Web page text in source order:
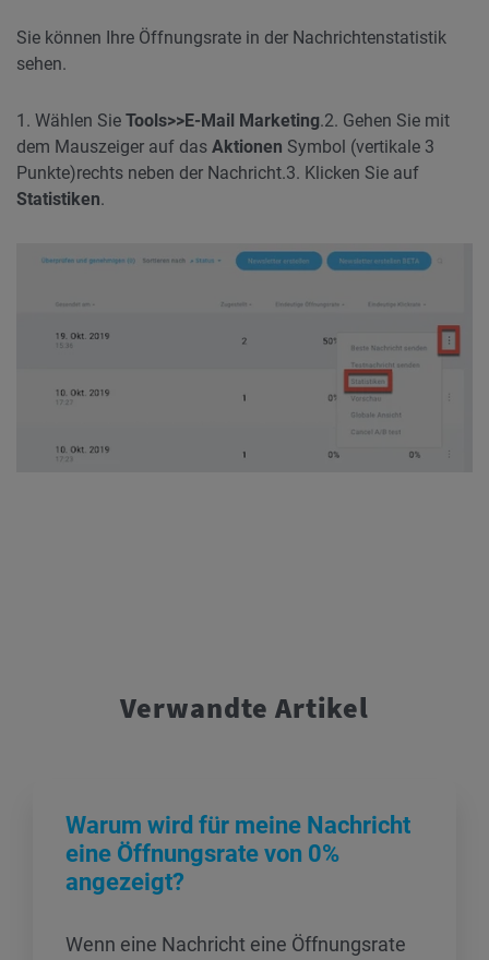
Sie können Ihre Öffnungsrate in der Nachrichtenstatistik
sehen.
1. Wählen Sie Tools>>E-Mail Marketing.2. Gehen Sie mit
dem Mauszeiger auf das Aktionen Symbol (vertikale 3
Punkte)rechts neben der Nachricht.3. Klicken Sie auf
Statistiken.
Verwandte Artikel
Warum wird für meine Nachricht
eine Öffnungsrate von 0%
angezeigt?
Wenn eine Nachricht eine Öffnungsrate